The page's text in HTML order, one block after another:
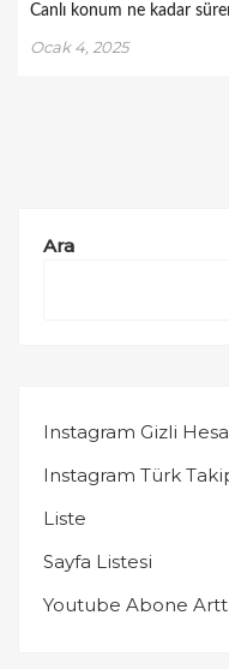
Canlı konum ne kadar
Ocak 4, 2025
Ara
Instagram Gizli
Instagram Türk
Liste
Sayfa Listesi
Youtube Abone